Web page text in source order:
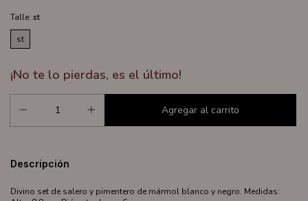
Talle: st
st
¡No te lo pierdas, es el último!
Descripción
Divino set de salero y pimentero de mármol blanco y negro. Medidas: